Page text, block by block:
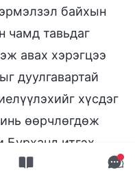
байхын
чамд тавьдаг
авах хэрэгцээ
дуулгавартай
хүсдэг
өөрчлөгдөж
Бурханд итгэх
болно.